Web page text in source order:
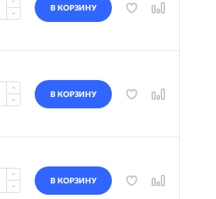
В КОРЗИНУ
В КОРЗИНУ
В КОРЗИНУ